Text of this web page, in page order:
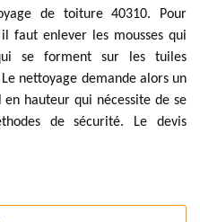
de toiture 40310. Pour
faut enlever les mousses qui
se forment sur les tuiles
nettoyage demande alors un
hauteur qui nécessite de se
de sécurité. Le devis